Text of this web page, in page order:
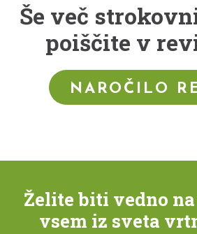
Še več
poiščite v
NAROČILO
Želite biti vedno
vsem iz sveta